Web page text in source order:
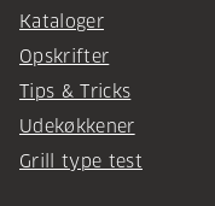
Kataloger
Opskrifter
Tips & Tricks
Udekøkkener
Grill type test